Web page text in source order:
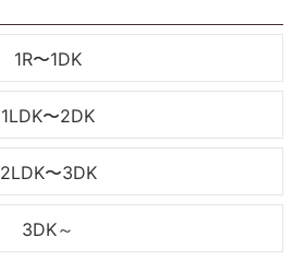
1R〜1DK
1LDK〜2DK
2LDK〜3DK
3DK～